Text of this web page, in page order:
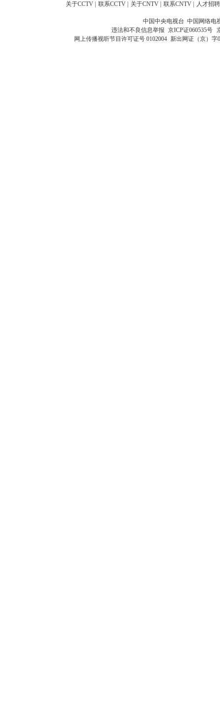
关于CCTV 联系CCTV 关于CNTV 联系CNTV 人才招聘
中国中央电视台 中国网络电
违法和不良信息举报 京ICP证060535号
网上传播视听节目许可证号 0102004 新出网证（京）